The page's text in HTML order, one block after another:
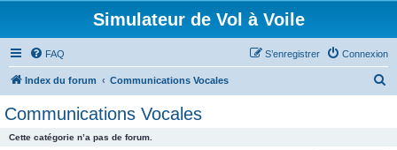
Simulateur de Vol à Voile
FAQ Connexion
S’enregistrer
Index du forum Communications Vocales
Communications Vocales
Cette catégorie n’a pas de forum.